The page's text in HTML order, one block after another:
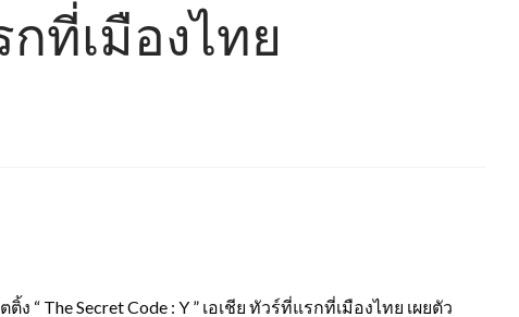
กที่เมืองไทย
The Secret Code : Y ” เอเชีย ทัวร์ที่แรกที่เมืองไทย เผยตัว